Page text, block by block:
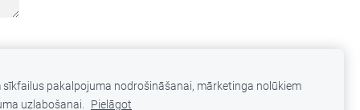
sīkfailus pakalpojuma nodrošināšanai, mārketinga nolūkiem
uzlabošanai. Pielāgot